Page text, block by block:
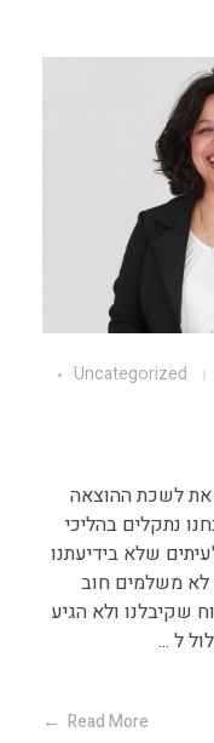
Uncategorized
את לשכת ההוצאה
נתקלים בהליכי
שלא בידיעתנו
לא משלמים חוב
שקיבלנו ולא הגיע
ל ...
Read More